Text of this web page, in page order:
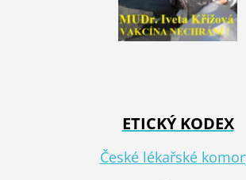
ETICKÝ KODEX
České lékařské